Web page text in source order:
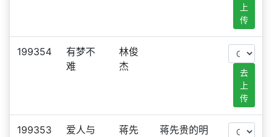
上
传
199354
有梦不
难
林俊
杰
去
上
传
199353
爱人与
蒋先
蒋先贵的明